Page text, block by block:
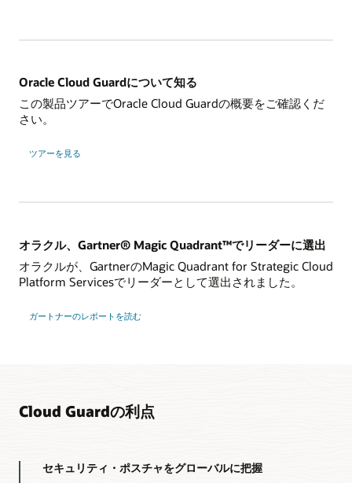
Oracle Cloud Guardについて知る
この製品ツアーでOracle Cloud Guardの概要をご確認くだ
さい。
ツアーを見る
オラクル、Gartner® Magic Quadrant™でリーダーに選出
オラクルが、GartnerのMagic Quadrant for Strategic Cloud
Platform Servicesでリーダーとして選出されました。
ガートナーのレポートを読む
Cloud Guardの利点
セキュリティ・ポスチャをグローバルに把握